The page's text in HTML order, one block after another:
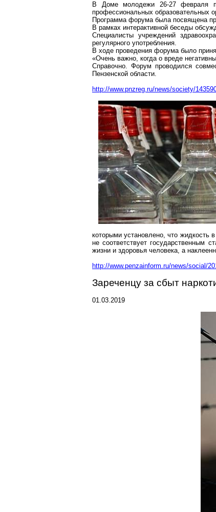
В Доме молодежи 26-27 февраля
профессиональных образовательных
Программа форума была посвящена
В рамках интерактивной беседы
Специалисты учреждений
регулярного употребления.
В ходе проведения форума было
«Очень важно, когда о вреде
Справочно. Форум проводился
Пензенской области.
http://www.pnzreg.ru/news/society/
которыми установлено, что жидкость
не соответствует государственным
жизни и здоровья человека, а
http://www.penzainform.ru/news/social/
Зареченцу за сбыт
01.03.2019